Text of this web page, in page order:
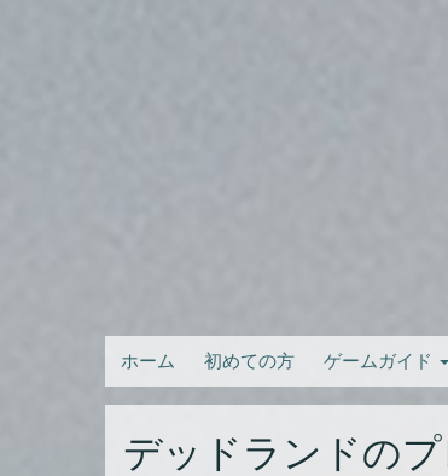
ホーム 初めての方 ゲームガイド
デッドランドの